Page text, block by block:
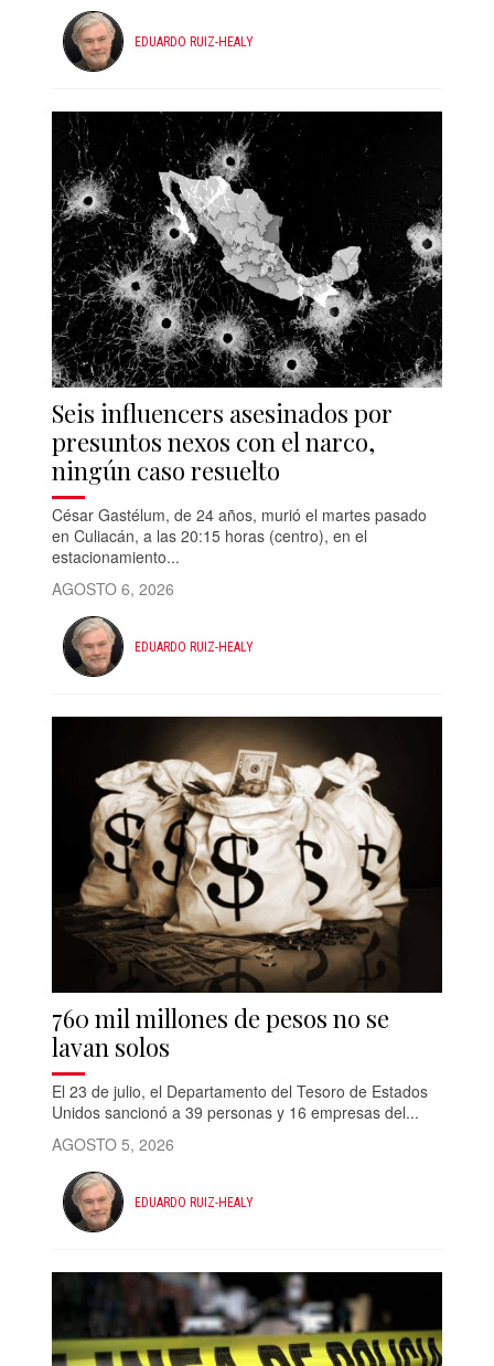
EDUARDO RUIZ-HEALY
Seis influencers asesinados por
presuntos nexos con el narco,
ningún caso resuelto
César Gastélum, de 24 años, murió el martes pasado
en Culiacán, a las 20:15 horas (centro), en el
estacionamiento...
AGOSTO 6, 2026
EDUARDO RUIZ-HEALY
760 mil millones de pesos no se
lavan solos
El 23 de julio, el Departamento del Tesoro de Estados
Unidos sancionó a 39 personas y 16 empresas del...
AGOSTO 5, 2026
EDUARDO RUIZ-HEALY